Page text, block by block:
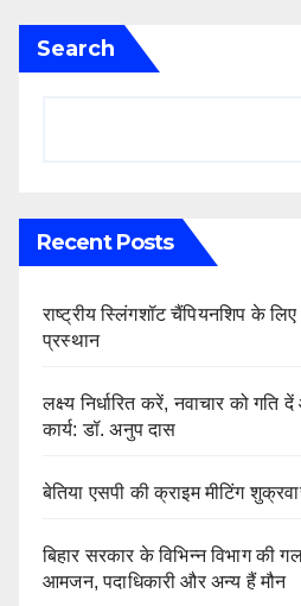
Search
Recent Posts
राष्ट्रीय स्लिंगशॉट चैंपियनशिप के लिए
प्रस्थान
लक्ष्य निर्धारित करें, नवाचार को
कार्य: डॉ. अनुप दास
बेतिया एसपी की क्राइम मीटिंग
बिहार सरकार के विभिन्न विभाग की
आमजन, पदाधिकारी और अन्य हैं मौन